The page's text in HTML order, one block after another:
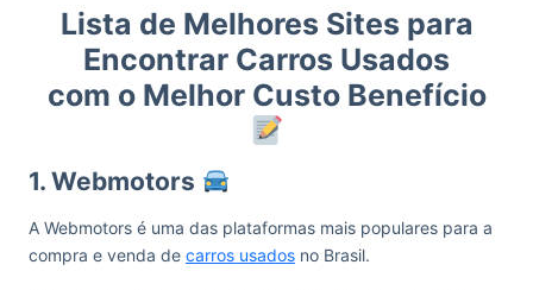
Lista de Melhores Sites para
Encontrar Carros Usados
com o Melhor Custo Benefício
1. Webmotors
A Webmotors é uma das plataformas mais populares para a
compra e venda de carros usados no Brasil.